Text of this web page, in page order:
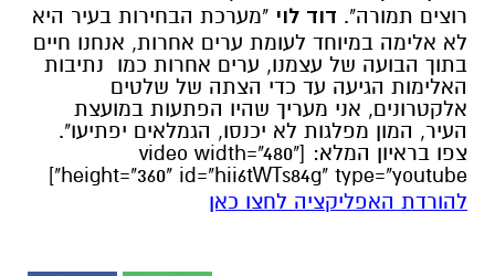
רוצים תמורה". דוד לוי "מערכת הבחירות בעיר היא
לא אלימה במיוחד לעומת ערים אחרות, אנחנו חיים
בתוך הבועה של עצמנו, ערים אחרות כמו נתיבות
האלימות הגיעה עד כדי הצתה של שלטים
אלקטרונים, אני מעריך שהיו הפתעות במועצת
העיר, המון מפלגות לא יכנסו, הגמלאים יפתיעו".
צפו בראיון המלא: [video width="480"
height="360" id="hii6tWTs84g" type="youtube"]
להורדת האפליקציה לחצו כאן